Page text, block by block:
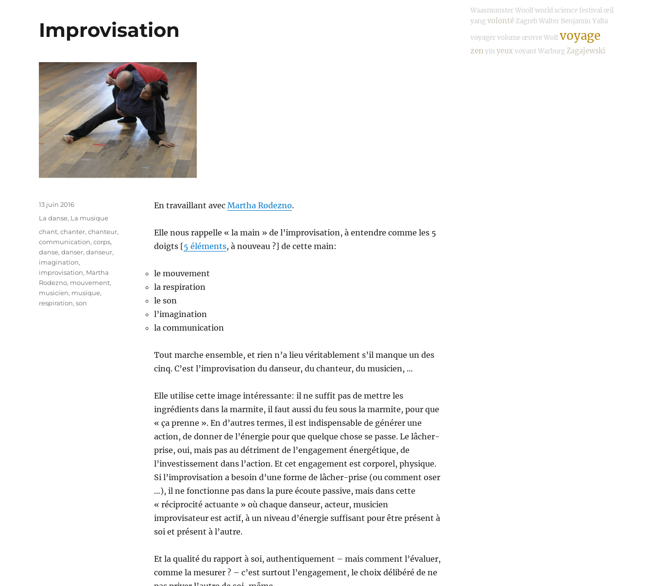
Improvisation
En travaillant avec Martha Rodezno.
Elle nous rappelle « la main » de l’improvisation, à entendre comme les 5
doigts [5 éléments, à nouveau ?] de cette main:
le mouvement
la respiration
le son
l’imagination
la communication
Tout marche ensemble, et rien n’a lieu véritablement s’il manque un des
cinq. C’est l’improvisation du danseur, du chanteur, du musicien, …
Elle utilise cette image intéressante: il ne suffit pas de mettre les
ingrédients dans la marmite, il faut aussi du feu sous la marmite, pour que
« ça prenne ». En d’autres termes, il est indispensable de générer une
action, de donner de l’énergie pour que quelque chose se passe. Le lâcher-
prise, oui, mais pas au détriment de l’engagement énergétique, de
l’investissement dans l’action. Et cet engagement est corporel, physique.
Si l’improvisation a besoin d’une forme de lâcher-prise (ou comment oser
…), il ne fonctionne pas dans la pure écoute passive, mais dans cette
« réciprocité actuante » où chaque danseur, acteur, musicien
improvisateur est actif, à un niveau d’énergie suffisant pour être présent à
soi et présent à l’autre.
Et la qualité du rapport à soi, authentiquement – mais comment l’évaluer,
comme la mesurer ? – c’est surtout l’engagement, le choix délibéré de ne
Publié
13 juin 2016
Catégories
La danse, La musique
Étiquettes
chant,chanter,chanteur,
communication,corps,
danse,danser,danseur,
imagination,
improvisation, Martha
Rodezno, mouvement,
musicien, musique,
respiration,son
WaasmunsterWoolfworld science festival œil
yangvolonté ZagrebWalter Benjamin Yalta
voyagervolume œuvreWolfvoyage
zenyin yeuxvoyantWarburgZagajewski